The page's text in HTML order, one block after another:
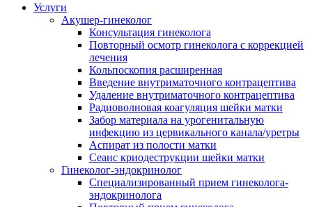
Услуги
Акушер-гинеколог
Консультация гинеколога
Повторный осмотр гинеколога с коррекцией
лечения
Кольпоскопия расширенная
Введение внутриматочного контрацептива
Удаление внутриматочного контрацептива
Радиоволновая коагуляция шейки матки
Забор материала на урогенитальную
инфекцию из цервикального канала/уретры
Аспират из полости матки
Сеанс криодеструкции шейки матки
Гинеколог-эндокринолог
Специализированный прием гинеколога-
эндокринолога